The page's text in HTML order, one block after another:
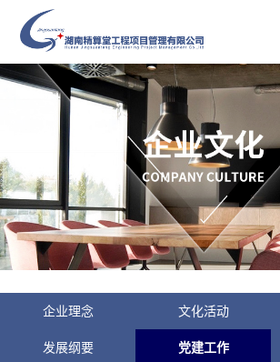
企业理念 文化活动
发展纲要 党建工作